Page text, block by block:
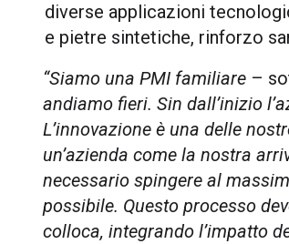
diverse applicazioni
e pietre sintetiche, rinforzo
“Siamo una PMI familiare –
andiamo fieri. Sin dall’inizio
L’innovazione è una delle
un’azienda come la nostra
necessario spingere al
possibile. Questo processo
colloca, integrando l’impatto